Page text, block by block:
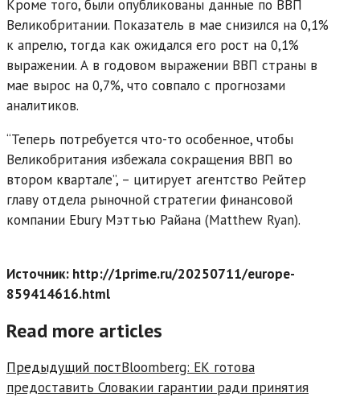
Кроме того, были опубликованы данные по ВВП
Великобритании. Показатель в мае снизился на 0,1%
к апрелю, тогда как ожидался его рост на 0,1%
выражении. А в годовом выражении ВВП страны в
мае вырос на 0,7%, что совпало с прогнозами
аналитиков.
“Теперь потребуется что-то особенное, чтобы
Великобритания избежала сокращения ВВП во
втором квартале”, – цитирует агентство Рейтер
главу отдела рыночной стратегии финансовой
компании Ebury Мэттью Райана (Matthew Ryan).
Источник: http://1prime.ru/20250711/europe-
859414616.html
Read more articles
Предыдущий постBloomberg: ЕК готова
предоставить Словакии гарантии ради принятия